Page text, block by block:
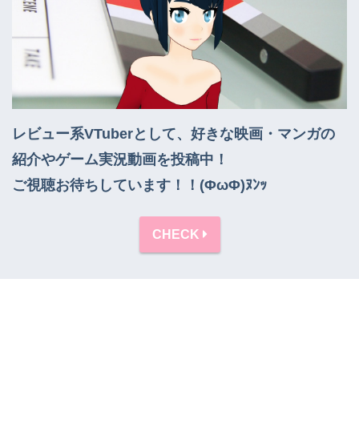
レビュー系VTuberとして、好きな映画・マンガの
紹介やゲーム実況動画を投稿中！
ご視聴お待ちしています！！(ΦωΦ)ﾇﾝｯ
CHECK